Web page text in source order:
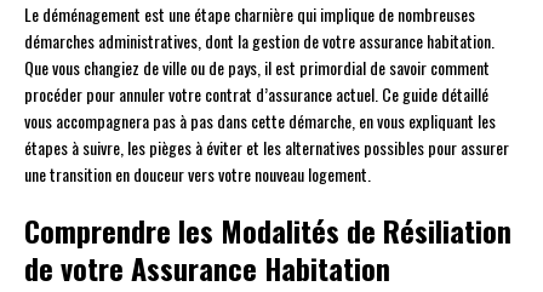
Le déménagement est une étape charnière qui implique de nombreuses
démarches administratives, dont la gestion de votre assurance habitation.
Que vous changiez de ville ou de pays, il est primordial de savoir comment
procéder pour annuler votre contrat d’assurance actuel. Ce guide détaillé
vous accompagnera pas à pas dans cette démarche, en vous expliquant les
étapes à suivre, les pièges à éviter et les alternatives possibles pour assurer
une transition en douceur vers votre nouveau logement.
Comprendre les Modalités de Résiliation
de votre Assurance Habitation